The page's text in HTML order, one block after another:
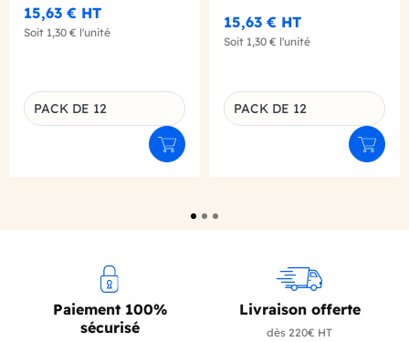
330ML X12 BIO
15,63 € HT
Soit 1,30 € l'unité
Déclinaison du produit
PACK DE 12
Ajouter au panier
15,63 € HT
Soit 1,30 € l'unité
Déclinaison du produit
PACK DE 12
Paiement 100%
sécurisé
Livraison offerte
dès 220€ HT